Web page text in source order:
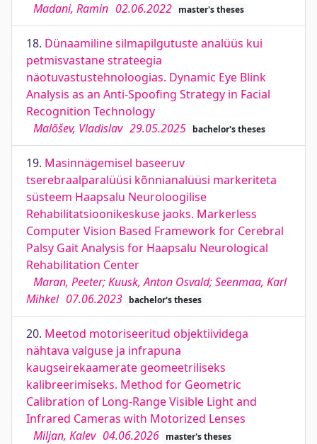
Madani, Ramin 02.06.2022 master's theses
18. Dünaamiline silmapilgutuste analüüs kui
petmisvastane strateegia
näotuvastustehnoloogias. Dynamic Eye Blink
Analysis as an Anti-Spoofing Strategy in Facial
Recognition Technology
Malõšev, Vladislav 29.05.2025 bachelor's theses
19. Masinnägemisel baseeruv
tserebraalparalüüsi kõnnianalüüsi markeriteta
süsteem Haapsalu Neuroloogilise
Rehabilitatsioonikeskuse jaoks. Markerless
Computer Vision Based Framework for Cerebral
Palsy Gait Analysis for Haapsalu Neurological
Rehabilitation Center
Maran, Peeter; Kuusk, Anton Osvald; Seenmaa, Karl
Mihkel 07.06.2023 bachelor's theses
20. Meetod motoriseeritud objektiividega
nähtava valguse ja infrapuna
kaugseirekaamerate geomeetriliseks
kalibreerimiseks. Method for Geometric
Calibration of Long-Range Visible Light and
Infrared Cameras with Motorized Lenses
Miljan, Kalev 04.06.2026 master's theses